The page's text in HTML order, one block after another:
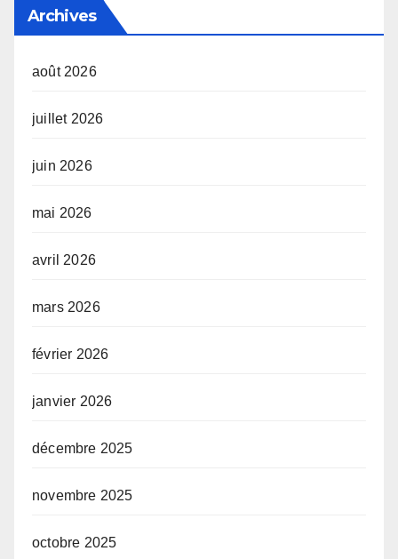
Archives
août 2026
juillet 2026
juin 2026
mai 2026
avril 2026
mars 2026
février 2026
janvier 2026
décembre 2025
novembre 2025
octobre 2025